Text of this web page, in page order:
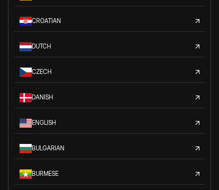
CROATIAN
DUTCH
CZECH
DANISH
ENGLISH
BULGARIAN
BURMESE